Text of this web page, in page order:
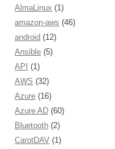
AlmaLinux (1)
amazon-aws (46)
android (12)
Ansible (5)
API (1)
AWS (32)
Azure (16)
Azure AD (60)
Bluetooth (2)
CarotDAV (1)